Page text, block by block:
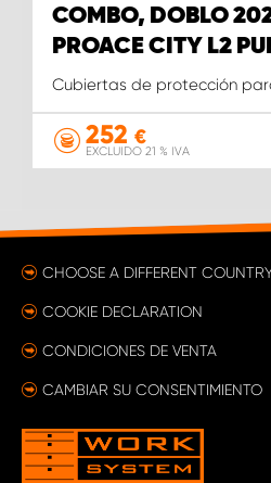
COMBO, DOBLO
PROACE CITY L2
Cubiertas de protección
252 €
EXCLUIDO 21 % IVA
CHOOSE A DIFFERENT
COOKIE DECLARATION
CONDICIONES DE VENTA
CAMBIAR SU CONSENTIMIENTO